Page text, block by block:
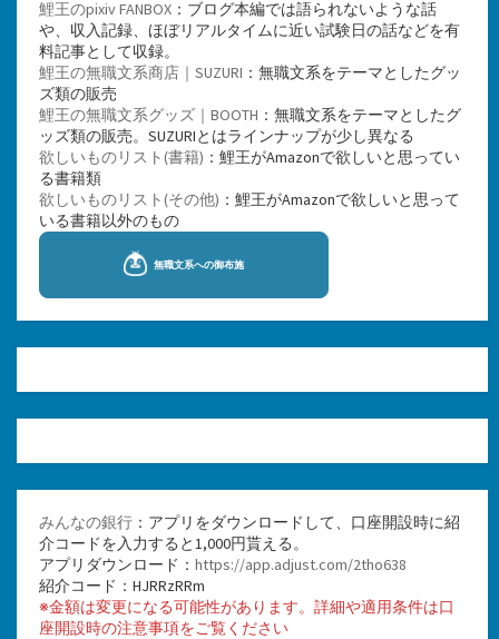
鯉王のpixiv FANBOX ：ブログ本編では語られないような話
や、収入記録、ほぼリアルタイムに近い試験日の話などを有
料記事として収録。
鯉王の無職文系商店｜SUZURI ：無職文系をテーマとしたグッ
ズ類の販売
鯉王の無職文系グッズ｜BOOTH ：無職文系をテーマとしたグ
ッズ類の販売。SUZURIとはラインナップが少し異なる
欲しいものリスト(書籍) ：鯉王がAmazonで欲しいと思ってい
る書籍類
欲しいものリスト(その他) ：鯉王がAmazonで欲しいと思って
いる書籍以外のもの
みんなの銀行 ：アプリをダウンロードして、口座開設時に紹
介コードを入力すると1,000円貰える。
アプリダウンロード： https://app.adjust.com/2tho638
紹介コード：HJRRzRRm
※金額は変更になる可能性があります。詳細や適用条件は口
座開設時の注意事項をご覧ください